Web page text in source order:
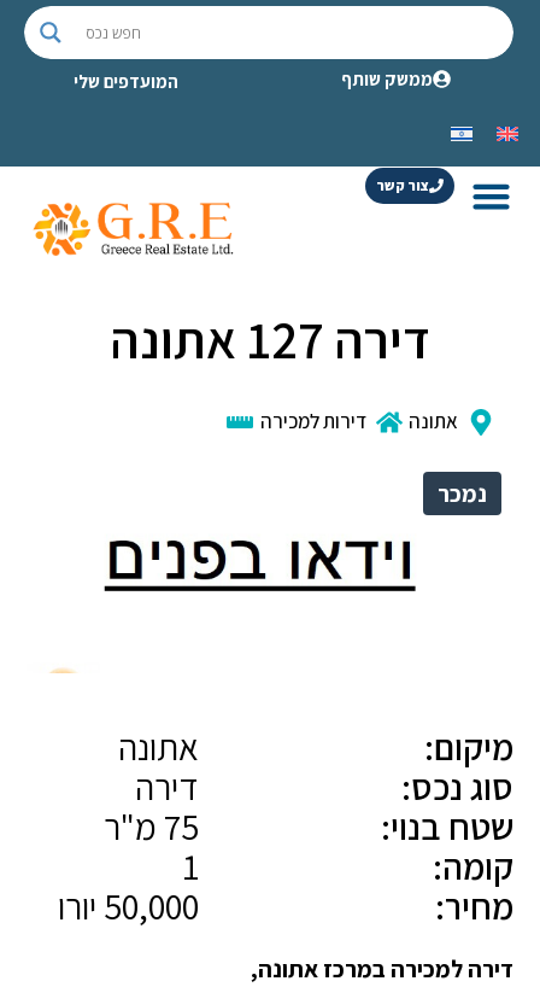
ממשק שותף המועדפים שלי
צור קשר
דירה 127 אתונה
אתונה דירות למכירה
נמכר
מיקום:
אתונה
סוג נכס:
דירה
שטח בנוי:
קומה:
מחיר:
דירה למכירה במרכז אתונה,